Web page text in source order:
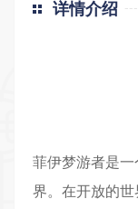
详情介绍
菲伊梦游者是
界。在开放的